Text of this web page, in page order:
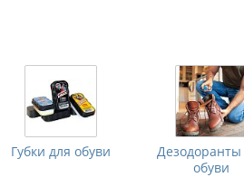
Губки для обуви
Дезодоранты
обуви